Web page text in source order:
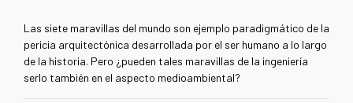
Las siete maravillas del mundo son ejemplo paradigmático de la
pericia arquitectónica desarrollada por el ser humano a lo largo
de la historia. Pero ¿pueden tales maravillas de la ingeniería
serlo también en el aspecto medioambiental?